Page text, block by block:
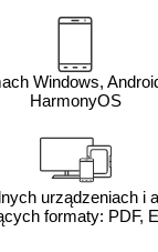
Windows,
HarmonyOS
urządzeniach i
formaty: PDF,